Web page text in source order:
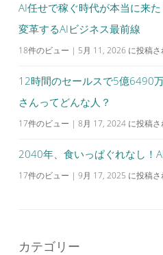
AI任せで稼ぐ時代が本当に来
変革するAIビジネス最前線
18件のビュー | 5月 11, 2026 に投稿さ
12時間のセールスで5億6490
さんってどんな人？
17件のビュー | 8月 17, 2024 に投稿さ
2040年、食いっぱぐれなし！
17件のビュー | 9月 17, 2025 に投稿さ
カテゴリー